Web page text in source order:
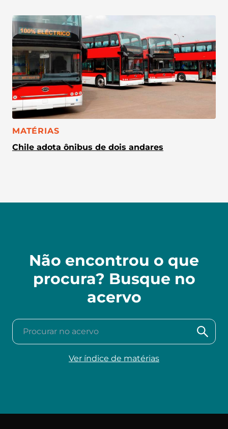
CATEGORIA:
MATÉRIAS
Chile adota ônibus de dois andares
Não encontrou o que
procura? Busque no
acervo
Procurar no acervo
Ver índice de matérias